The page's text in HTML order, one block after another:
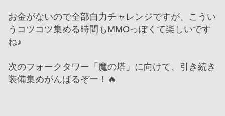
お金がないので全部自力チャレンジですが、こうい
うコツコツ集める時間もMMOっぽくて楽しいです
ね♪
次のフォークタワー「魔の塔」に向けて、引き続き
装備集めがんばるぞー！🔥